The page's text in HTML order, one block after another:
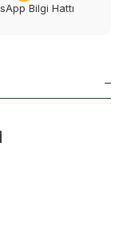
Bilgi Hattı